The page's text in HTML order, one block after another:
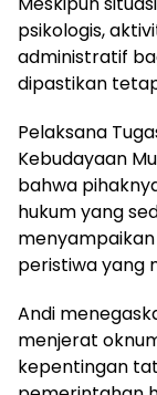
psikologis,
administratif
dipastikan
Pelaksana
Kebudayaan
bahwa
hukum yang
peristiwa yang
Andi
menjerat
kepentingan